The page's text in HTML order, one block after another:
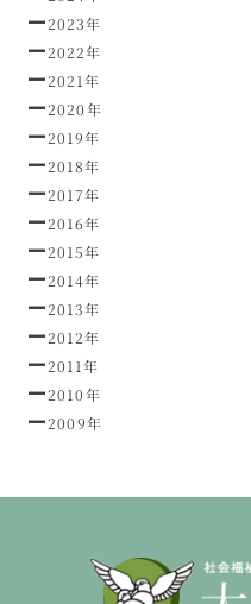
2023年
2022年
2021年
2020年
2019年
2018年
2017年
2016年
2015年
2014年
2013年
2012年
2011年
2010年
2009年